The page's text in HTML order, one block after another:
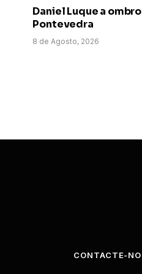
Daniel Luque a
Pontevedra
8 de Agosto, 2026
CONTACTE-